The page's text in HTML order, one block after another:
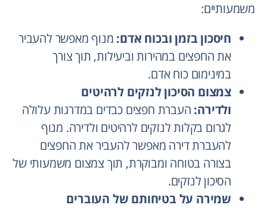
משמעותיים:
חיסכון בזמן ובכוח אדם: מנוף מאפשר להעביר
את החפצים במהירות וביעילות, תוך צורך
במינימום כוח אדם.
צמצום הסיכון לנזקים לרהיטים
ולדירה: העברת חפצים כבדים במדרגות עלולה
לגרום בקלות לנזקים לרהיטים ולדירה. מנוף
להעברת דירה מאפשר להעביר את החפצים
בצורה בטוחה ומבוקרת, תוך צמצום משמעותי של
הסיכון לנזקים.
שמירה על בטיחותם של העוברים